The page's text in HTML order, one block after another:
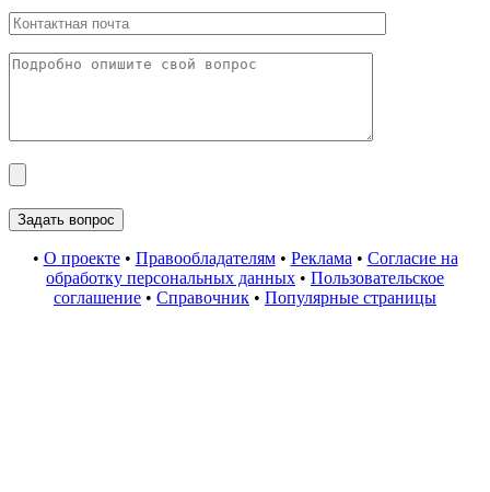
• О проекте• Правообладателям• Реклама • Согласие на
обработку персональных данных • Пользовательское
соглашение • Справочник • Популярные страницы